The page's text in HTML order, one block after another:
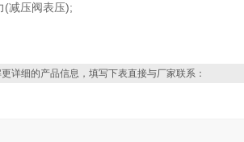
减压阀表压);
详细的产品信息，填写下表直接与厂家联系：